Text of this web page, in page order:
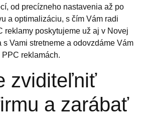
od precízneho nastavenia až po
a optimalizáciu, s čím Vám radi
reklamy poskytujeme už aj v Novej
s Vami stretneme a odovzdáme Vám
reklamách.
zviditeľniť
a zarábať